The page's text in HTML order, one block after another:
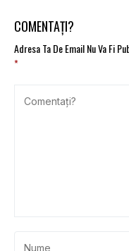
COMENTAȚI?
Adresa Ta De Email Nu Va Fi
*